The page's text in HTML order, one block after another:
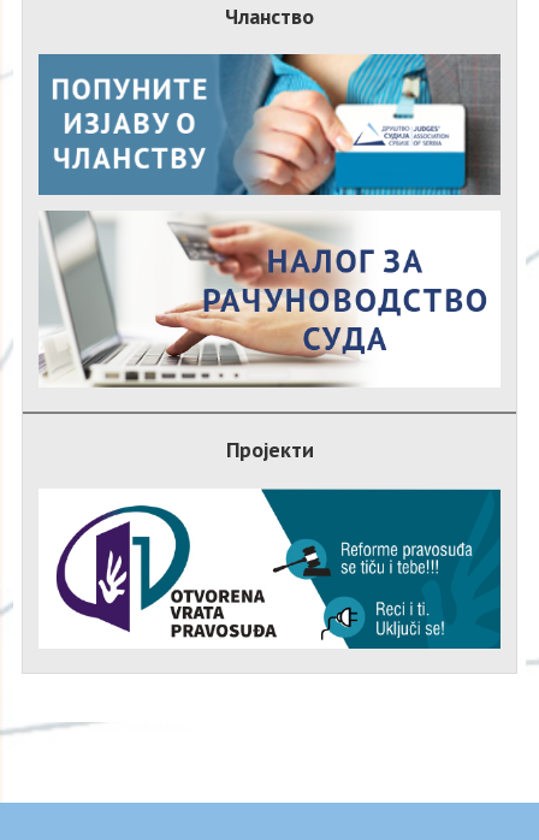
Чланство
Пројекти